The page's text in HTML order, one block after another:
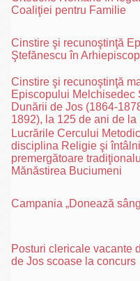
Coaliţiei pentru Familie
Cinstire şi recunoştinţă
Ştefănescu în
Cinstire şi recunoştinţă
Episcopului Melchisedec
Dunării de Jos (1864-
1892), la 125 de ani de
Lucrările Cercului
disciplina Religie şi
premergătoare
Mănăstirea Buciumeni
Campania „Donează
Posturi clericale vacante
de Jos scoase la concurs